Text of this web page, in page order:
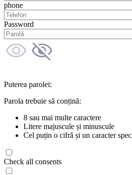
phone
Password
Puterea parolei:
Parola trebuie să conțină:
8 sau mai multe caractere
Litere majuscule și minuscule
Cel puțin o cifră și un caracter
Check all consents